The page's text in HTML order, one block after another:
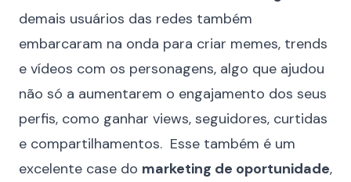
demais usuários das redes também
embarcaram na onda para criar memes, trends
e vídeos com os personagens, algo que ajudou
não só a aumentarem o engajamento dos seus
perfis, como ganhar views, seguidores, curtidas
e compartilhamentos. Esse também é um
excelente case do marketing de oportunidade,